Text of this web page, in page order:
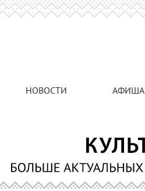
НОВОСТИ АФИША